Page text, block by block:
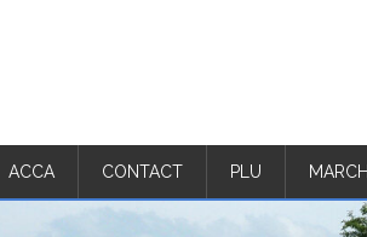
ACCA CONTACT PLU